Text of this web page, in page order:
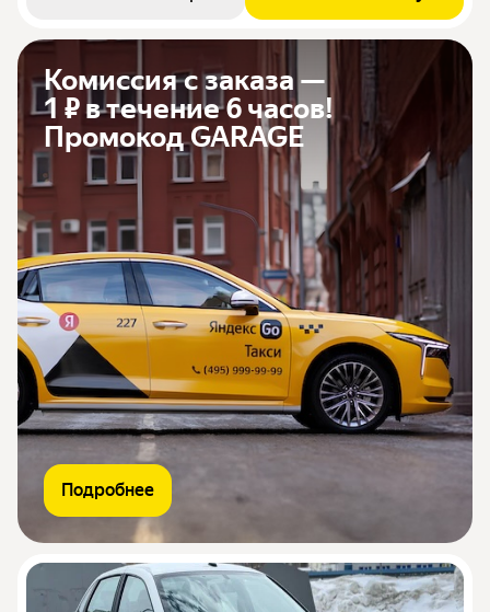
Комиссия с заказа —
1 ₽ в течение 6 часов!
Промокод GARAGE
Подробнее